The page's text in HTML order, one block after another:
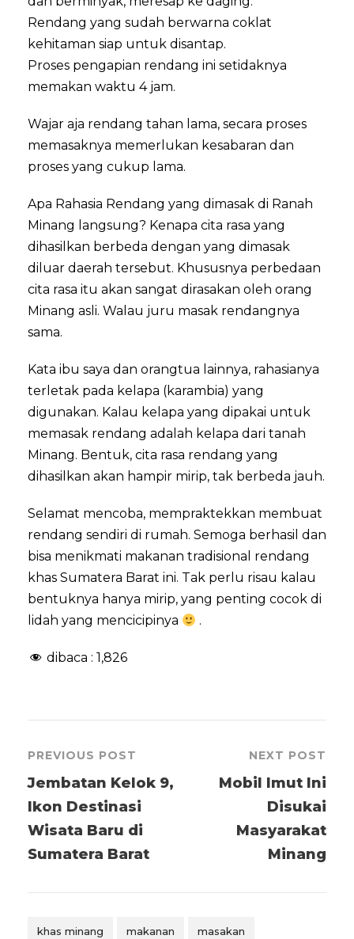
Rendang yang sudah berwarna coklat
kehitaman siap untuk disantap.
Proses pengapian rendang ini setidaknya
memakan waktu 4 jam.
Wajar aja rendang tahan lama, secara proses
memasaknya memerlukan kesabaran dan
proses yang cukup lama.
Apa Rahasia Rendang yang dimasak di Ranah
Minang langsung? Kenapa cita rasa yang
dihasilkan berbeda dengan yang dimasak
diluar daerah tersebut. Khususnya perbedaan
cita rasa itu akan sangat dirasakan oleh orang
Minang asli. Walau juru masak rendangnya
sama.
Kata ibu saya dan orangtua lainnya, rahasianya
terletak pada kelapa (karambia) yang
digunakan. Kalau kelapa yang dipakai untuk
memasak rendang adalah kelapa dari tanah
Minang. Bentuk, cita rasa rendang yang
dihasilkan akan hampir mirip, tak berbeda jauh.
Selamat mencoba, mempraktekkan membuat
rendang sendiri di rumah. Semoga berhasil dan
bisa menikmati makanan tradisional rendang
khas Sumatera Barat ini. Tak perlu risau kalau
bentuknya hanya mirip, yang penting cocok di
lidah yang mencicipinya
.
dibaca : 1,826
PREVIOUS POST
Jembatan Kelok 9,
Ikon Destinasi
Wisata Baru di
Sumatera Barat
NEXT POST
Mobil Imut Ini
Disukai
Masyarakat
Minang
khas minang makanan masakan